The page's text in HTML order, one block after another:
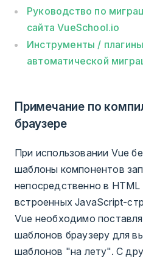
Руководство по
сайта VueSchool.io
Инструменты /
автоматической
Примечание по
браузере
При использовании Vue
шаблоны компонентов
непосредственно в
встроенных JavaScript-
Vue необходимо
шаблонов браузеру для
шаблонов "на лету". С